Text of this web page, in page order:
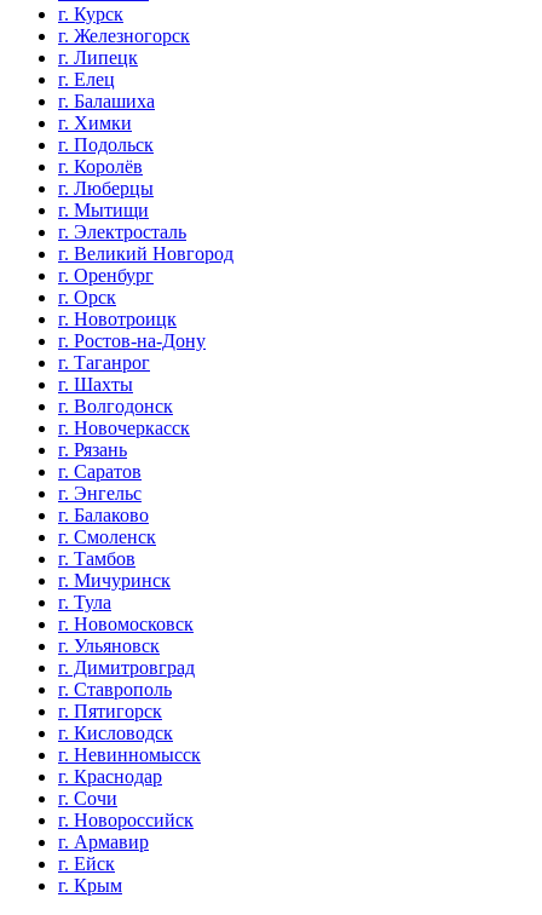
г. Курск
г. Железногорск
г. Липецк
г. Елец
г. Балашиха
г. Химки
г. Подольск
г. Королёв
г. Люберцы
г. Мытищи
г. Электросталь
г. Великий Новгород
г. Оренбург
г. Орск
г. Новотроицк
г. Ростов-на-Дону
г. Таганрог
г. Шахты
г. Волгодонск
г. Новочеркасск
г. Рязань
г. Саратов
г. Энгельс
г. Балаково
г. Смоленск
г. Тамбов
г. Мичуринск
г. Тула
г. Новомосковск
г. Ульяновск
г. Димитровград
г. Ставрополь
г. Пятигорск
г. Кисловодск
г. Невинномысск
г. Краснодар
г. Сочи
г. Новороссийск
г. Армавир
г. Ейск
г. Крым